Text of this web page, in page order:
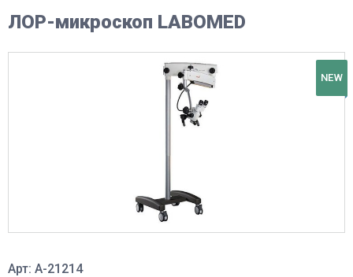
ЛОР-микроскоп LABOMED
NEW
Арт: A-21214